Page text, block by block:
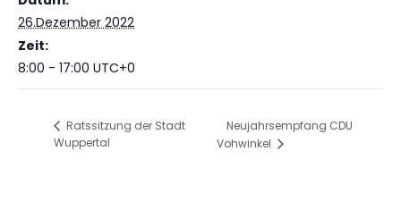
26.Dezember 2022
Zeit:
8:00 - 17:00 UTC+0
Ratssitzung der Stadt
Wuppertal
Neujahrsempfang CDU
Vohwinkel